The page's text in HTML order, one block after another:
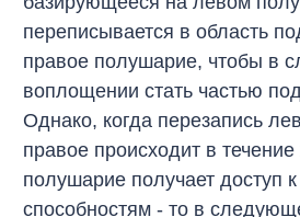
переписывается в область
правое полушарие, чтобы в
воплощении стать частью
Однако, когда перезапись
правое происходит в
полушарие получает доступ
способностям - то в